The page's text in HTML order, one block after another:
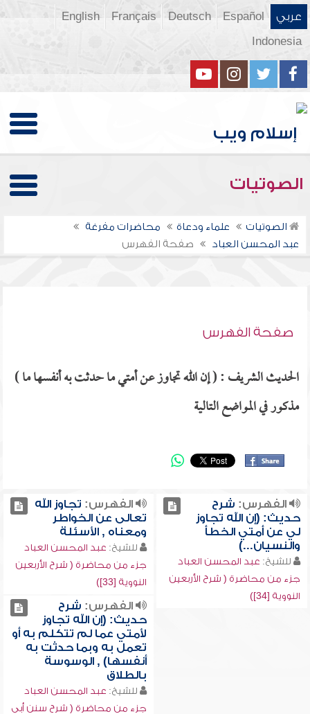
عربي Español
Deutsch
Français
English
Indonesia
الصوتيات
الصوتيات علماء ودعاة
محاضرات مفرغة
عبد المحسن العباد
صفحة الفهرس
صفحة الفهرس
الحديث الشريف : ( إن الله تجاوز عن أمتي ما حدثت به أنفسها ما )
مذكور في المواضع التالية
الفهرس: شرح
حديث: (إن الله تجاوز
لي عن أمتي الخطأ
والنسيان...)
للشيخ: عبد المحسن العباد
جزء من محاضرة ( شرح الأربعين
النووية [34])
الفهرس: تجاوز الله
تعالى عن الخواطر
ومعناه , الأسئلة
للشيخ: عبد المحسن العباد
جزء من محاضرة ( شرح الأربعين
النووية [33])
الفهرس: شرح
حديث: (إن الله تجاوز
لأمتي عما لم تتكلم به أو
تعمل به وبما حدثت به
أنفسها) , الوسوسة
بالطلاق
للشيخ: عبد المحسن العباد
جزء من محاضرة ( شرح سنن أبي